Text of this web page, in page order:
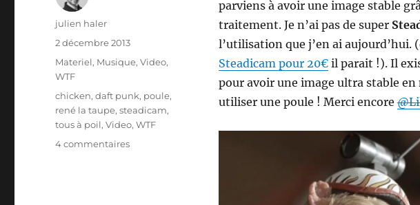
parviens à avoir une image stable
traitement. Je n’ai pas de super
l’utilisation que j’en ai aujourd’hui.
Steadicam pour 20€il parait !). Il
pour avoir une image ultra stable
utiliser une poule ! Merci encore
Auteur
julien haler
Publié
le
2 décembre 2013
Catégories
Materiel, Musique,Video,
WTF
Étiquettes
chicken,daft punk, poule,
rené la taupe,steadicam,
tous à poil,Video,WTF
4 commentairessur